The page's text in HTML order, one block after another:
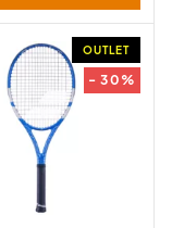
OUTLET
- 30%